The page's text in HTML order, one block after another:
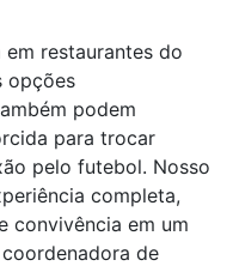
em restaurantes do
opções
podem
para trocar
pelo futebol. Nosso
completa,
convivência em um
de